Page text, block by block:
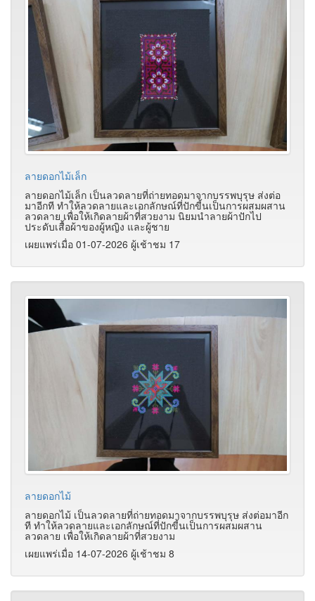
ลายดอกไม้เล็ก
ลายดอกไม้เล็ก เป็นลวดลายที่ถ่ายทอดมาจากบรรพบุรุษ ส่งต่อ
มาอีกที ทำให้ลวดลายและเอกลักษณ์ที่ปักขี้นเป็นการผสมผสาน
ลวดลาย เพื่อให้เกิดลายผ้าที่สวยงาม นิยมนำลายผ้าปักไป
ประดับเสื้อผ้าของผู้หญิง และผู้ชาย
เผยแพร่เมื่อ 01-07-2026 ผู้เช้าชม 17
ลายดอกไม้
ลายดอกไม้ เป็นลวดลายที่ถ่ายทอดมาจากบรรพบุรุษ ส่งต่อมาอีก
ที ทำให้ลวดลายและเอกลักษณ์ที่ปักขี้นเป็นการผสมผสาน
ลวดลาย เพื่อให้เกิดลายผ้าที่สวยงาม
เผยแพร่เมื่อ 14-07-2026 ผู้เช้าชม 8